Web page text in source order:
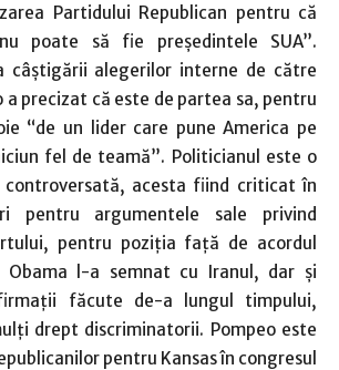
Partidului Republican pentru că
poate să fie preşedintele SUA”.
câştigării alegerilor interne de către
a precizat că este de partea sa, pentru
“de un lider care pune America pe
fel de teamă”. Politicianul este o
acesta fiind criticat în
pentru argumentele sale privind
pentru poziţia faţă de acordul
Obama l-a semnat cu Iranul, dar şi
făcute de-a lungul timpului,
drept discriminatorii. Pompeo este
pentru Kansas în congresul